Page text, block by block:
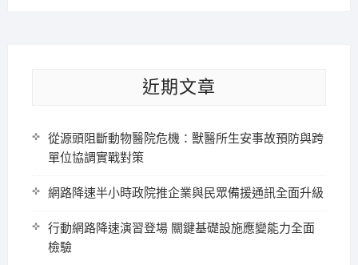
近期文章
從源頭阻斷動物醫院危機：獸醫所生安事故預防與跨
單位協調實戰對策
網路降速半小時政院推企業與民眾備援通訊全面升級
行動網路降速演習登場 關鍵基礎設施應變能力全面
檢驗